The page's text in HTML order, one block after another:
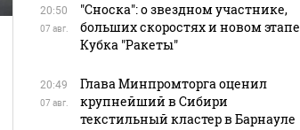
20:50
07 авг.
"Сноска": о звездном участнике,
больших скоростях и новом этапе
Кубка "Ракеты"
20:49
07 авг.
Глава Минпромторга оценил
крупнейший в Сибири
текстильный кластер в Барнауле